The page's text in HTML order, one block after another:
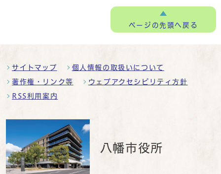
ページの先頭へ戻る
サイトマップ 個人情報の取扱いについて
著作権・リンク等 ウェブアクセシビリティ方針
RSS利用案内
八幡市役所